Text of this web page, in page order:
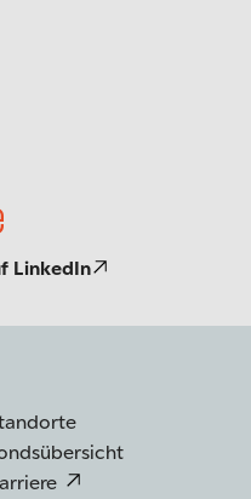
LinkedIn